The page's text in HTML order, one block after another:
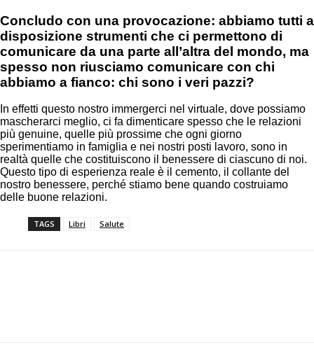
Concludo con una provocazione: abbiamo tutti a
disposizione strumenti che ci permettono di
comunicare da una parte all’altra del mondo, ma
spesso non riusciamo comunicare con chi
abbiamo a fianco: chi sono i veri pazzi?
In effetti questo nostro immergerci nel virtuale, dove possiamo
mascherarci meglio, ci fa dimenticare spesso che le relazioni
più genuine, quelle più prossime che ogni giorno
sperimentiamo in famiglia e nei nostri posti lavoro, sono in
realtà quelle che costituiscono il benessere di ciascuno di noi.
Questo tipo di esperienza reale è il cemento, il collante del
nostro benessere, perché stiamo bene quando costruiamo
delle buone relazioni.
TAGS Libri Salute